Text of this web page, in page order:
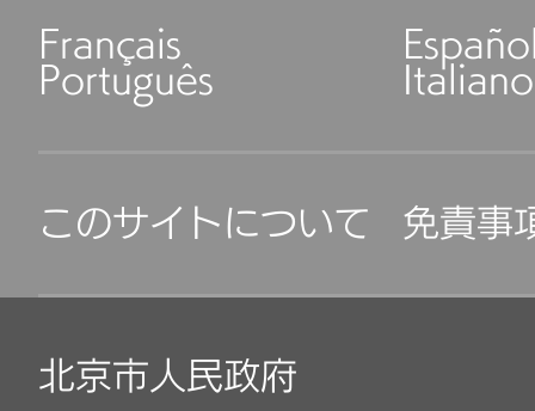
Français
Português Italiano
このサイトについて 免責事
北京市人民政府